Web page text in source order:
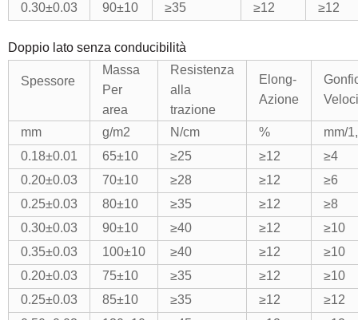
0.30±0.03 90±10 ≥35 ≥12 ≥12
Doppio lato senza conducibilità
Spessore
Massa
Per
area
Resistenza
alla
trazione
Elong-
Azione
mm g/m2 N/cm %
mm/
0.18±0.01 65±10 ≥25 ≥12 ≥4
0.20±0.03 70±10 ≥28 ≥12 ≥6
0.25±0.03 80±10 ≥35 ≥12 ≥8
0.30±0.03 90±10 ≥40 ≥12 ≥10
0.35±0.03 100±10 ≥40 ≥12 ≥10
0.20±0.03 75±10 ≥35 ≥12 ≥10
0.25±0.03 85±10 ≥35 ≥12 ≥12